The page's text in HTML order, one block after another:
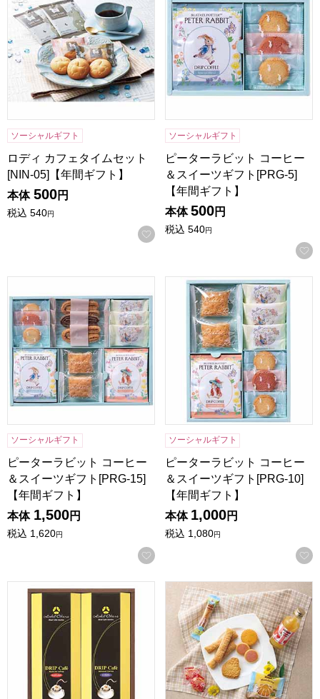
ソーシャルギフト
ロディ カフェタイムセット
[NIN-05]【年間ギフト】
本体 500円
税込 540円
お気に入りに登録する
ソーシャルギフト
ピーターラビット コーヒー
＆スイーツギフト[PRG-5]
【年間ギフト】
本体 500円
税込 540円
ピーターラビット コーヒー＆スイーツギフト[PRG-15]【年
ソーシャルギフト
ピーターラビット コーヒー
＆スイーツギフト[PRG-15]
【年間ギフト】
本体 1,500円
税込 1,620円
お気に入りに登録する
ピーターラビット コーヒー
ソーシャルギフト
ピーターラビット コーヒー
＆スイーツギフト[PRG-10]
【年間ギフト】
本体 1,000円
税込 1,080円
ホテルオークラドリップコーヒー[MHO-BE]【贈りものカタ
ムーミン ジュース＆スイー